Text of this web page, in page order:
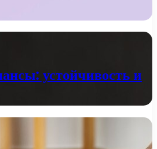
устойчивость и